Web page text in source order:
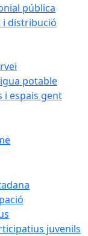
pública
distribució
potable
i espais gent
juvenils